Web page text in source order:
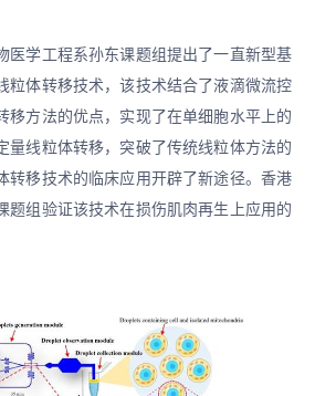
医学工程系孙东课题组提出了一直新型基
粒体转移技术，该技术结合了液滴微流控
移方法的优点，实现了在单细胞水平上的
量线粒体转移，突破了传统线粒体方法的
转移技术的临床应用开辟了新途径。香港
题组验证该技术在损伤肌肉再生上应用的